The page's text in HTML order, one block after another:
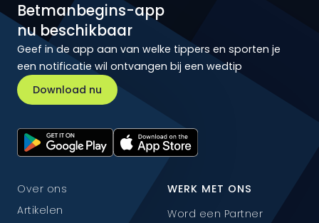
Betmanbegins-app
nu beschikbaar
Geef in de app aan van welke tippers en sporten je
een notificatie wil ontvangen bij een wedtip
Download nu
Over ons
Artikelen
WERK MET ONS
Word een Partner